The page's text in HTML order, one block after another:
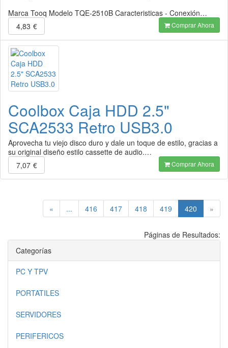
Marca Tooq Modelo TQE-2510B Caracteristicas - Conexión…
4,83 € Comprar Ahora
Coolbox Caja HDD 2.5"
SCA2533 Retro USB3.0
Aprovecha tu viejo disco duro y dale un toque de estilo, gracias a
su original diseño estilo cassette de audio.…
7,07 € Comprar Ahora
« ... 416 417 418 419 420 (current)
»
Páginas de Resultados:
Categorías
PC Y TPV
PORTATILES
SERVIDORES
PERIFERICOS